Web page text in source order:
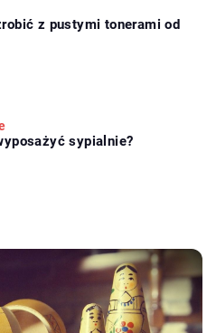
z pustymi tonerami od
sypialnie?